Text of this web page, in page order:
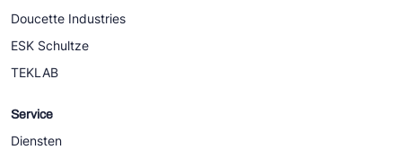
Doucette Industries
ESK Schultze
TEKLAB
Service
Diensten